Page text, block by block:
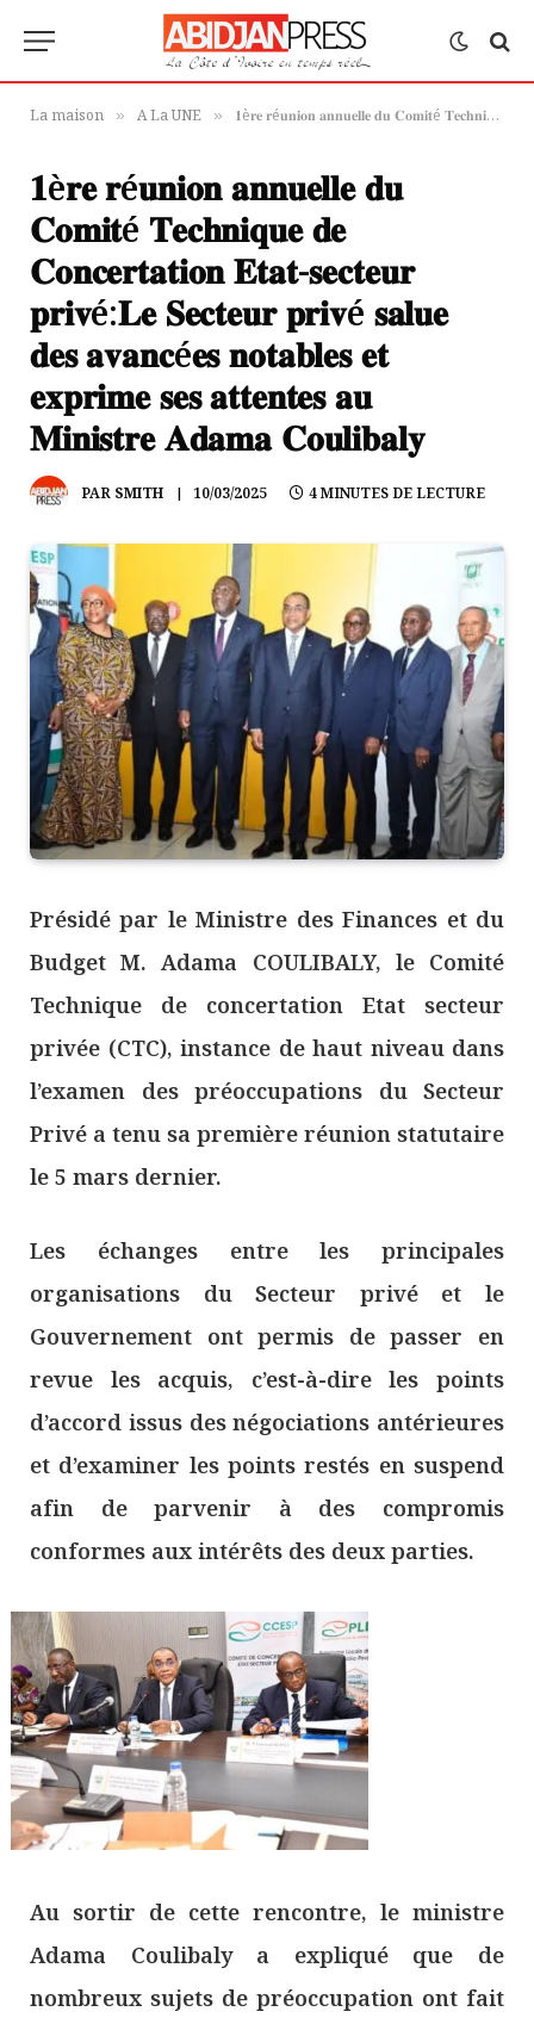
La maison » A La UNE » 𝟏è𝐫𝐞 𝐫é𝐮𝐧𝐢𝐨𝐧 𝐚𝐧𝐧𝐮𝐞𝐥𝐥𝐞 𝐝𝐮 𝐂𝐨𝐦𝐢𝐭é 𝐓𝐞𝐜𝐡𝐧𝐢𝐪𝐮𝐞 𝐝𝐞 𝐂𝐨𝐧𝐜𝐞𝐫𝐭𝐚𝐭𝐢𝐨𝐧 𝐄𝐭𝐚𝐭-𝐬𝐞𝐜𝐭𝐞𝐮𝐫 𝐩𝐫𝐢𝐯é:𝐋𝐞 𝐒𝐞𝐜𝐭𝐞𝐮𝐫 𝐩𝐫𝐢𝐯é 𝐬𝐚𝐥𝐮𝐞 𝐝𝐞𝐬 𝐚𝐯𝐚𝐧𝐜é𝐞𝐬 𝐧𝐨𝐭𝐚𝐛𝐥𝐞𝐬 𝐞𝐭 𝐞𝐱𝐩𝐫𝐢𝐦𝐞 𝐬𝐞𝐬 𝐚𝐭𝐭𝐞𝐧𝐭𝐞𝐬 𝐚𝐮 𝐌𝐢𝐧𝐢𝐬𝐭𝐫𝐞 𝐀𝐝𝐚𝐦𝐚 𝐂𝐨𝐮𝐥𝐢𝐛𝐚𝐥𝐲
𝟏è𝐫𝐞 𝐫é𝐮𝐧𝐢𝐨𝐧 𝐚𝐧𝐧𝐮𝐞𝐥𝐥𝐞 𝐝𝐮
𝐂𝐨𝐦𝐢𝐭é 𝐓𝐞𝐜𝐡𝐧𝐢𝐪𝐮𝐞 𝐝𝐞
𝐂𝐨𝐧𝐜𝐞𝐫𝐭𝐚𝐭𝐢𝐨𝐧 𝐄𝐭𝐚𝐭-𝐬𝐞𝐜𝐭𝐞𝐮𝐫
𝐩𝐫𝐢𝐯é:𝐋𝐞 𝐒𝐞𝐜𝐭𝐞𝐮𝐫 𝐩𝐫𝐢𝐯é 𝐬𝐚𝐥𝐮𝐞
𝐝𝐞𝐬 𝐚𝐯𝐚𝐧𝐜é𝐞𝐬 𝐧𝐨𝐭𝐚𝐛𝐥𝐞𝐬 𝐞𝐭
𝐞𝐱𝐩𝐫𝐢𝐦𝐞 𝐬𝐞𝐬 𝐚𝐭𝐭𝐞𝐧𝐭𝐞𝐬 𝐚𝐮
𝐌𝐢𝐧𝐢𝐬𝐭𝐫𝐞 𝐀𝐝𝐚𝐦𝐚 𝐂𝐨𝐮𝐥𝐢𝐛𝐚𝐥𝐲
PAR SMITH 10/03/2025 4 MINUTES DE LECTURE
Présidé par le Ministre des Finances et du
Budget M. Adama COULIBALY, le Comité
Technique de concertation Etat secteur
privée (CTC), instance de haut niveau dans
l’examen des préoccupations du Secteur
Privé a tenu sa première réunion statutaire
le 5 mars dernier.
Les échanges entre les principales
organisations du Secteur privé et le
Gouvernement ont permis de passer en
revue les acquis, c’est-à-dire les points
d’accord issus des négociations antérieures
et d’examiner les points restés en suspend
afin de parvenir à des compromis
conformes aux intérêts des deux parties.
Au sortir de cette rencontre, le ministre
Adama Coulibaly a expliqué que de
nombreux sujets de préoccupation ont fait